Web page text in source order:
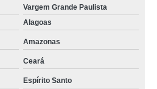
Vargem Grande Paulista
Alagoas
Amazonas
Ceará
Espírito Santo